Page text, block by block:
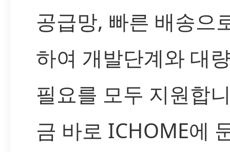
공급망, 빠른 배송으
하여 개발단계와 대
필요를 모두 지원합
금 바로 ICHOME에